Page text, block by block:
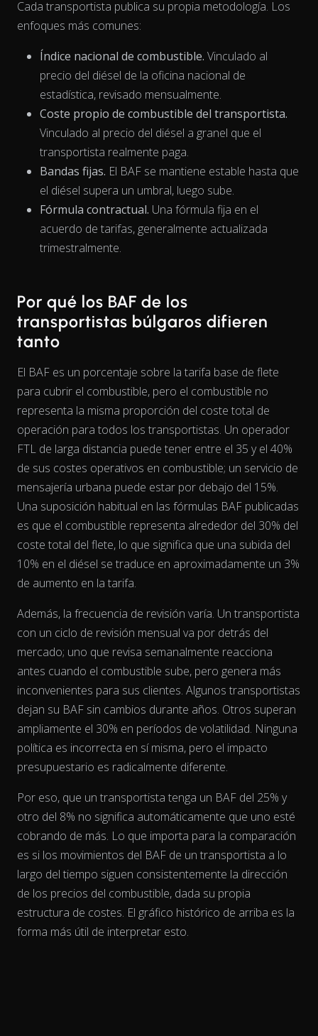
The chart has 1 X axis displaying Time. Data ranges from
The chart has 2 Y axes displaying % and EUR/L.
Cada transportista publica su propia metodología. Los
enfoques más comunes:
Índice nacional de combustible. Vinculado al
precio del diésel de la oficina nacional de
estadística, revisado mensualmente.
Coste propio de combustible del transportista.
Vinculado al precio del diésel a granel que el
transportista realmente paga.
Bandas fijas. El BAF se mantiene estable hasta que
el diésel supera un umbral, luego sube.
Fórmula contractual. Una fórmula fija en el
acuerdo de tarifas, generalmente actualizada
trimestralmente.
Por qué los BAF de los
transportistas búlgaros difieren
tanto
El BAF es un porcentaje sobre la tarifa base de flete
para cubrir el combustible, pero el combustible no
representa la misma proporción del coste total de
operación para todos los transportistas. Un operador
FTL de larga distancia puede tener entre el 35 y el 40%
de sus costes operativos en combustible; un servicio de
mensajería urbana puede estar por debajo del 15%.
Una suposición habitual en las fórmulas BAF publicadas
es que el combustible representa alrededor del 30% del
coste total del flete, lo que significa que una subida del
10% en el diésel se traduce en aproximadamente un 3%
de aumento en la tarifa.
Además, la frecuencia de revisión varía. Un transportista
con un ciclo de revisión mensual va por detrás del
mercado; uno que revisa semanalmente reacciona
antes cuando el combustible sube, pero genera más
inconvenientes para sus clientes. Algunos transportistas
dejan su BAF sin cambios durante años. Otros superan
ampliamente el 30% en períodos de volatilidad. Ninguna
política es incorrecta en sí misma, pero el impacto
presupuestario es radicalmente diferente.
Por eso, que un transportista tenga un BAF del 25% y
otro del 8% no significa automáticamente que uno esté
cobrando de más. Lo que importa para la comparación
es si los movimientos del BAF de un transportista a lo
largo del tiempo siguen consistentemente la dirección
de los precios del combustible, dada su propia
estructura de costes. El gráfico histórico de arriba es la
forma más útil de interpretar esto.